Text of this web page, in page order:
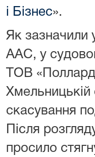
і Бізнес».
Як зазначили
ААС, у
ТОВ
Хмельницькій
скасування
Після
просило